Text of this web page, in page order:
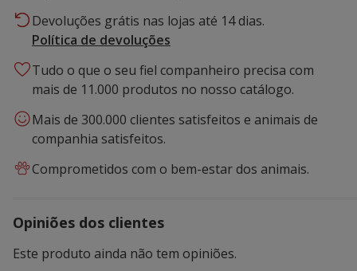
Devoluções grátis nas lojas até 14 dias.
Política de devoluções
Tudo o que o seu fiel companheiro precisa com
mais de 11.000 produtos no nosso catálogo.
Mais de 300.000 clientes satisfeitos e animais de
companhia satisfeitos.
Comprometidos com o bem-estar dos animais.
Opiniões dos clientes
Este produto ainda não tem opiniões.